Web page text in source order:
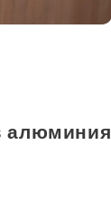
алюминия